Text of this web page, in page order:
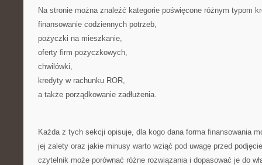
Na stronie można znaleźć kategorie poświęcone różnym typom
finansowanie codziennych potrzeb,
pożyczki na mieszkanie,
oferty firm pożyczkowych,
chwilówki,
kredyty w rachunku ROR,
a także porządkowanie zadłużenia.
Każda z tych sekcji opisuje, dla kogo dana forma finansowania
jej zalety oraz jakie minusy warto wziąć pod uwagę przed
czytelnik może porównać różne rozwiązania i dopasować je do